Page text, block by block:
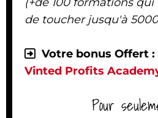
de toucher jusqu'à
Votre bonus Offert :
Vinted Profits
Pour